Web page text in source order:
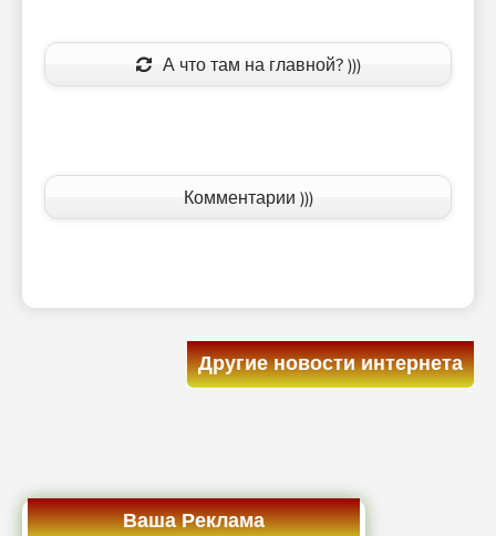
А что там на главной? )))
Комментарии )))
Другие новости интернета
Ваша Реклама